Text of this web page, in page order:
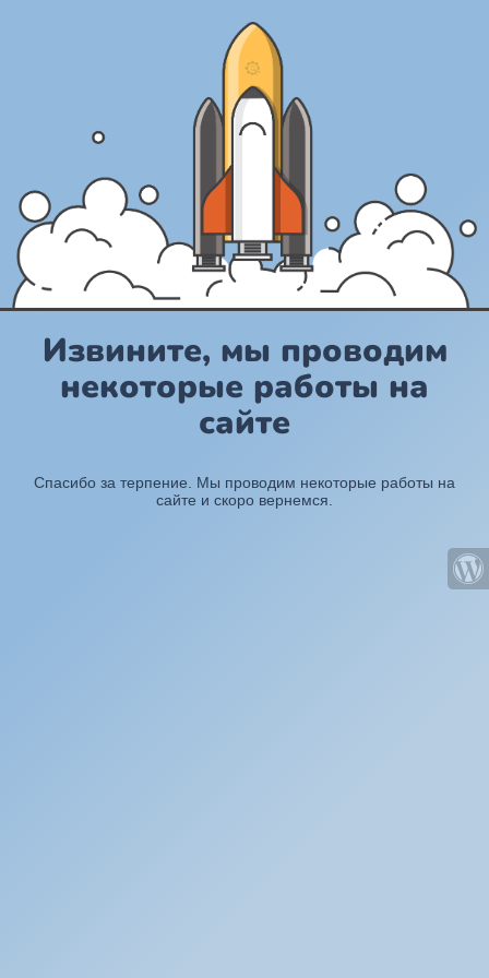
Извините, мы проводим
некоторые работы на
сайте
Спасибо за терпение. Мы проводим некоторые работы на
сайте и скоро вернемся.